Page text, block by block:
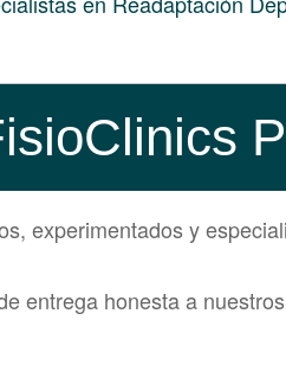
experimentados y
entrega honesta a